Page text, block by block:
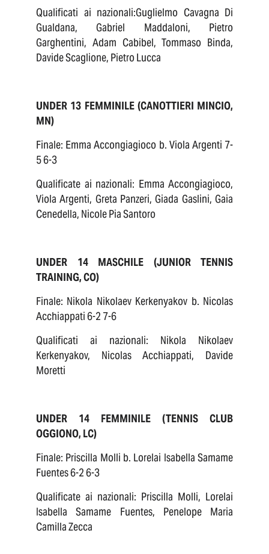
Qualificati ai nazionali:Guglielmo Cavagna Di
Gualdana, Gabriel Maddaloni, Pietro
Garghentini, Adam Cabibel, Tommaso Binda,
Davide Scaglione, Pietro Lucca
UNDER 13 FEMMINILE (CANOTTIERI MINCIO,
MN)
Finale: Emma Accongiagioco b. Viola Argenti 7-
5 6-3
Qualificate ai nazionali: Emma Accongiagioco,
Viola Argenti, Greta Panzeri, Giada Gaslini, Gaia
Cenedella, Nicole Pia Santoro
UNDER 14 MASCHILE (JUNIOR TENNIS
TRAINING, CO)
Finale: Nikola Nikolaev Kerkenyakov b. Nicolas
Acchiappati 6-2 7-6
Qualificati ai nazionali: Nikola Nikolaev
Kerkenyakov, Nicolas Acchiappati, Davide
Moretti
UNDER 14 FEMMINILE (TENNIS CLUB
OGGIONO, LC)
Finale: Priscilla Molli b. Lorelai Isabella Samame
Fuentes 6-2 6-3
Qualificate ai nazionali: Priscilla Molli, Lorelai
Isabella Samame Fuentes, Penelope Maria
Camilla Zecca